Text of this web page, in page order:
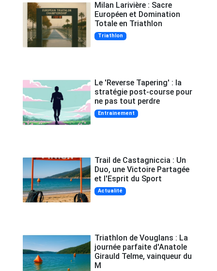
Milan Larivière : Sacre
Européen et Domination
Totale en Triathlon
Triathlon
Le 'Reverse Tapering' : la
stratégie post-course pour
ne pas tout perdre
Entrainement
Trail de Castagniccia : Un
Duo, une Victoire Partagée
et l'Esprit du Sport
Actualité
Triathlon de Vouglans : La
journée parfaite d'Anatole
Girauld Telme, vainqueur du
M